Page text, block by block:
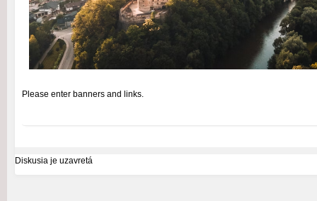
Please enter banners and links.
Diskusia je uzavretá